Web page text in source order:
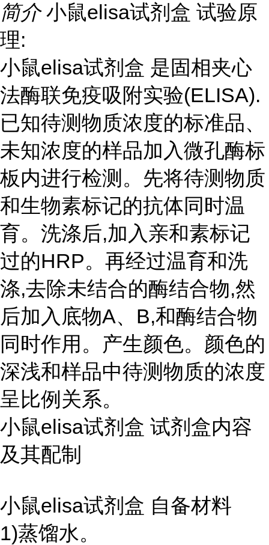
简介 小鼠elisa试剂盒 试验原
理:
小鼠elisa试剂盒 是固相夹心
法酶联免疫吸附实验(ELISA).
已知待测物质浓度的标准品、
未知浓度的样品加入微孔酶标
板内进行检测。先将待测物质
和生物素标记的抗体同时温
育。洗涤后,加入亲和素标记
过的HRP。再经过温育和洗
涤,去除未结合的酶结合物,然
后加入底物A、B,和酶结合物
同时作用。产生颜色。颜色的
深浅和样品中待测物质的浓度
呈比例关系。
小鼠elisa试剂盒 试剂盒内容
及其配制
小鼠elisa试剂盒 自备材料
1)蒸馏水。